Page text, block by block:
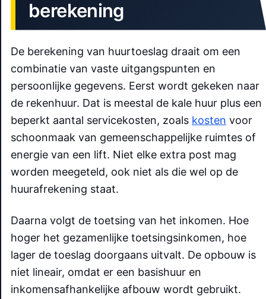
berekening
De berekening van huurtoeslag draait om een
combinatie van vaste uitgangspunten en
persoonlijke gegevens. Eerst wordt gekeken naar
de rekenhuur. Dat is meestal de kale huur plus een
beperkt aantal servicekosten, zoals kosten voor
schoonmaak van gemeenschappelijke ruimtes of
energie van een lift. Niet elke extra post mag
worden meegeteld, ook niet als die wel op de
huurafrekening staat.
Daarna volgt de toetsing van het inkomen. Hoe
hoger het gezamenlijke toetsingsinkomen, hoe
lager de toeslag doorgaans uitvalt. De opbouw is
niet lineair, omdat er een basishuur en
inkomensafhankelijke afbouw wordt gebruikt.